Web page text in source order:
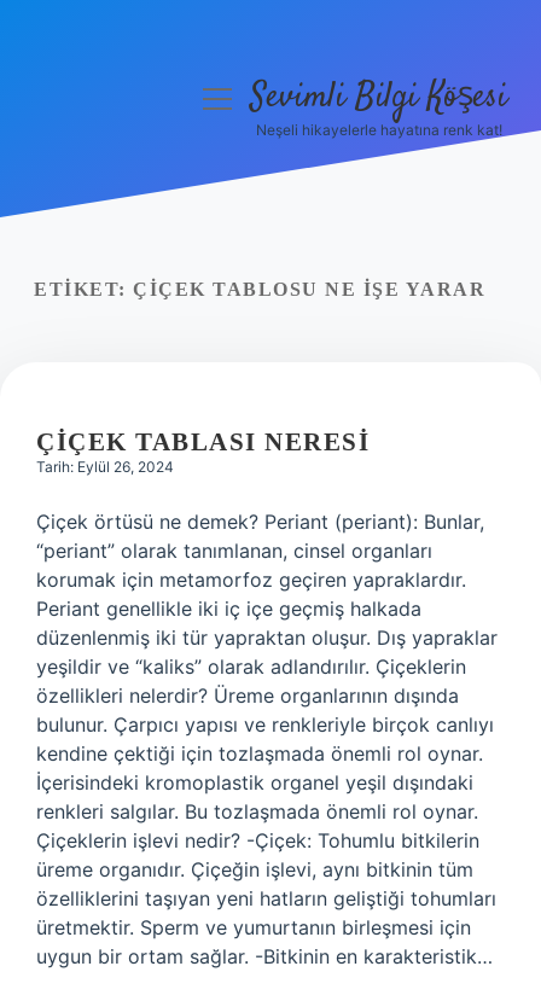
Yasal Uyarı
menüyüSevimli Bilgi Köşesi
Neşeli hikayelerle hayatına renk kat!
ETIKET: ÇIÇEK TABLOSU NE IŞE YARAR
ÇIÇEK TABLASI NERESI
Tarih: Eylül 26, 2024
Çiçek örtüsü ne demek? Periant (periant): Bunlar,
“periant” olarak tanımlanan, cinsel organları
korumak için metamorfoz geçiren yapraklardır.
Periant genellikle iki iç içe geçmiş halkada
düzenlenmiş iki tür yapraktan oluşur. Dış yapraklar
yeşildir ve “kaliks” olarak adlandırılır. Çiçeklerin
özellikleri nelerdir? Üreme organlarının dışında
bulunur. Çarpıcı yapısı ve renkleriyle birçok canlıyı
kendine çektiği için tozlaşmada önemli rol oynar.
İçerisindeki kromoplastik organel yeşil dışındaki
renkleri salgılar. Bu tozlaşmada önemli rol oynar.
Çiçeklerin işlevi nedir? -Çiçek: Tohumlu bitkilerin
üreme organıdır. Çiçeğin işlevi, aynı bitkinin tüm
özelliklerini taşıyan yeni hatların geliştiği tohumları
üretmektir. Sperm ve yumurtanın birleşmesi için
uygun bir ortam sağlar. -Bitkinin en karakteristik…